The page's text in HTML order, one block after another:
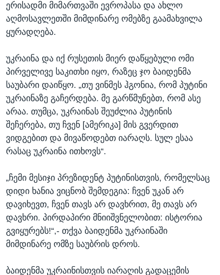
ერისადმი მიმართვაში ევროპასა და ახლო
აღმოსავლეთში მიმდინარე ომებზე გაამახვილა
ყურადღება.
უკრაინა და იქ რუსეთის მიერ დაწყებული ომი
პირველივე საკითხი იყო, რაზეც ჯო ბაიდენმა
საუბარი დაიწყო. „თუ ვინმეს ჰგონია, რომ პუტინი
უკრაინაზე გაჩერდება. მე გარწმუნებთ, რომ ასე
არაა. თუმცა, უკრაინას შეუძლია პუტინის
შეჩერება, თუ ჩვენ [ამერიკა] მის გვერდით
ვიდგებით და მივაწოდებთ იარაღს. სულ ესაა
რასაც უკრაინა ითხოვს“.
„ჩემი მესიჯი პრეზიდენტ პუტინისთვის, რომელსაც
დიდი ხანია ვიცნობ შემდეგია: ჩვენ უკან არ
დავიხევთ, ჩვენ თავს არ დავხრით, მე თავს არ
დავხრი. პირდაპირი მნიიშვნელობით: ისტორია
გვიყურებს!“,- თქვა ბაიდენმა უკრაინაში
მიმდინარე ომზე საუბრის დროს.
ბაიდენმა უკრაინისთვის იარაღის გადაცემის